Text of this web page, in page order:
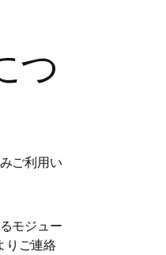
つ
ご利用い
モジュー
りご連絡